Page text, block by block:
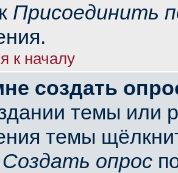
Присоединить
к началу
создать
темы или
темы
Создать опрос